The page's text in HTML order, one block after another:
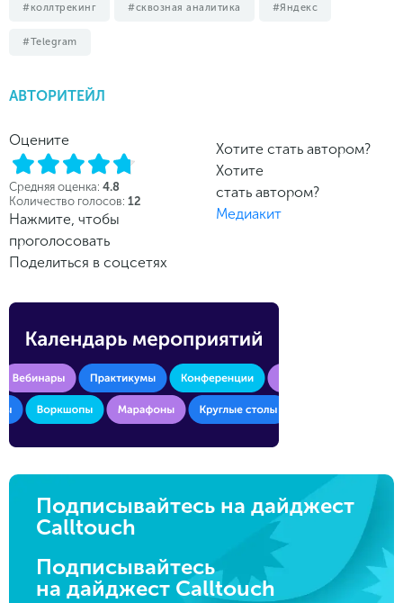
коллтрекинг сквозная аналитика Яндекс
Telegram
АВТОРИТЕЙЛ
Оцените
Средняя оценка: 4.8
Количество голосов: 12
Нажмите, чтобы
проголосовать
Поделиться в соцсетях
Хотите стать автором?
Хотите
стать автором?
Медиакит
Подписывайтесь на дайджест
Calltouch
Подписывайтесь
на дайджест Calltouch